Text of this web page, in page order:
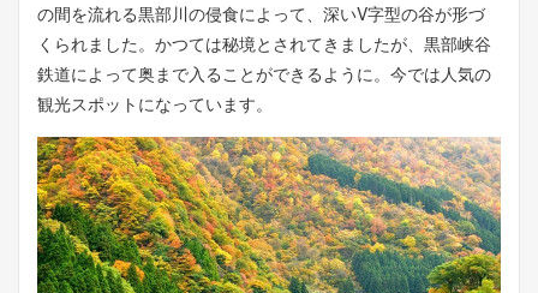
の間を流れる黒部川の侵食によって、深いV字型の谷が形づ
くられました。かつては秘境とされてきましたが、黒部峡谷
鉄道によって奥まで入ることができるように。今では人気の
観光スポットになっています。